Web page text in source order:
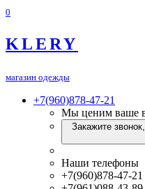
0
KLERY
магазин одежды
+7(960)878-47-21
Мы ценим ваше
Закажите
Наши телефоны
+7(960)878-47-21